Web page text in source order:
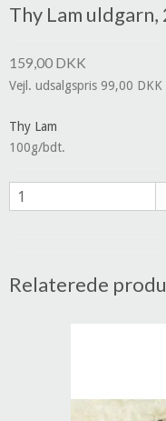
Thy Lam
159,00 DKK
Vejl. udsalgspris 99,00 DKK
Thy Lam
100g/bdt.
Relaterede